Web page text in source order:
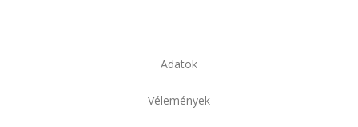
Adatok
Vélemények